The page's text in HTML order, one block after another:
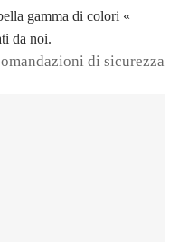
gamma di colori «
da noi.
di sicurezza